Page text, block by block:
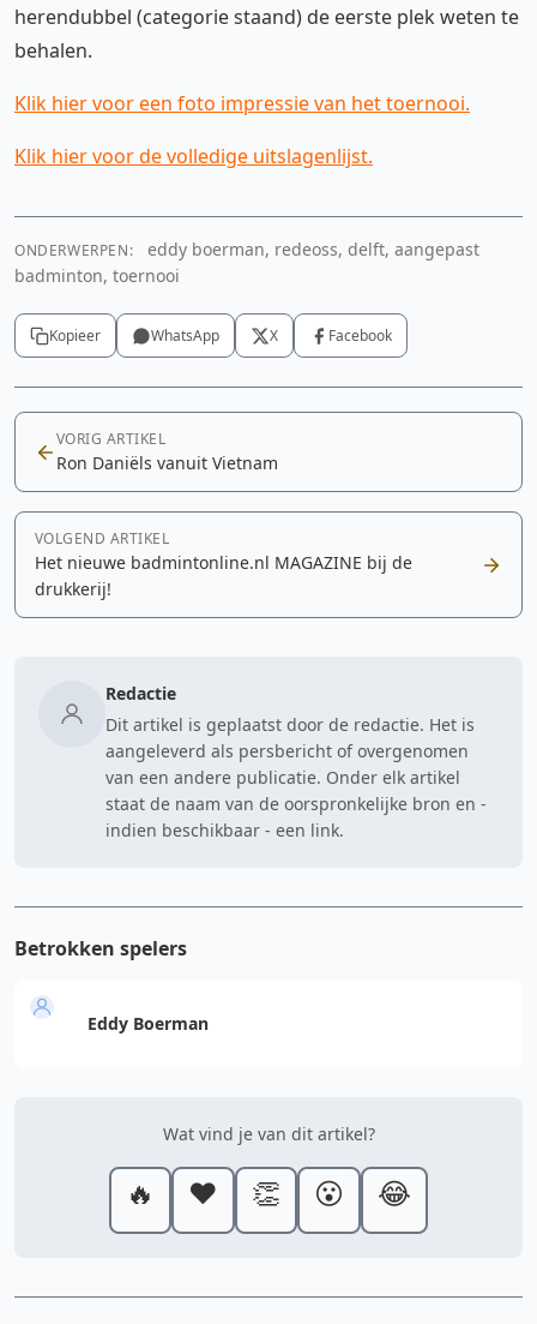
herendubbel (categorie staand) de eerste plek weten te
behalen.
Klik hier voor een foto impressie van het toernooi.
Klik hier voor de volledige uitslagenlijst.
ONDERWERPEN:
eddy boerman, redeoss, delft, aangepast
badminton, toernooi
Kopieer WhatsApp X Facebook
VORIG ARTIKEL
Ron Daniëls vanuit Vietnam
VOLGEND ARTIKEL
Het nieuwe badmintonline.nl MAGAZINE bij de
drukkerij!
Redactie
Dit artikel is geplaatst door de redactie. Het is
aangeleverd als persbericht of overgenomen
van een andere publicatie. Onder elk artikel
staat de naam van de oorspronkelijke bron en -
indien beschikbaar - een link.
Betrokken spelers
Eddy Boerman
Wat vind je van dit artikel?
🔥 ❤️ 👏 😮 😂